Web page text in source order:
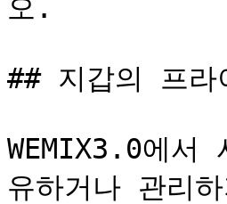
오.
## 지갑의 프라
WEMIX3.0에서
유하거나 관리